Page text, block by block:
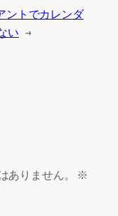
ントでカレンダ
い →
りません。
※